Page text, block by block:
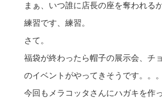
まぁ、いつ誰に店長の座を奪われる
練習です、練習。
さて。
福袋が終わったら帽子の展示会、チ
のイベントがやってきそうです。。。
今回もメラコッタさんにハガキを作